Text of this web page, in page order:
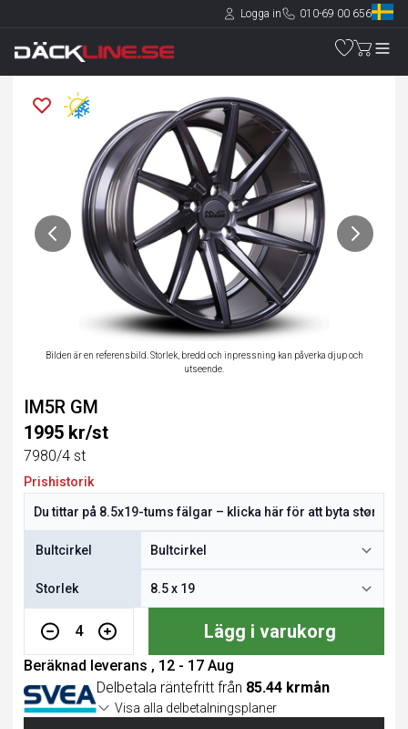
Logga in 010-69 00 656
Bilden är en referensbild. Storlek, bredd och inpressning kan påverka djup och
utseende.
IM5R GM
1995 kr/st
7980/4 st
Prishistorik
Bultcirkel
Storlek
4 Lägg i varukorg
Beräknad leverans , 12 - 17 Aug
Delbetala räntefritt från 85.44 krmån
Visa alla delbetalningsplaner